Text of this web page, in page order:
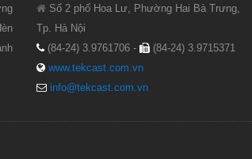
Số 2 phố Hoa Lư, Phường Hai Bà Trưng,
Tp. Hà Nội
(84-24) 3.9761706 -
(84-24) 3.9715371
www.tekcast.com.vn
info@tekcast.com.vn